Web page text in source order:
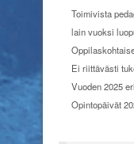
Toimivista
lain vuoksi
Ei riittävästi
Vuoden 2025
Opintopäivät